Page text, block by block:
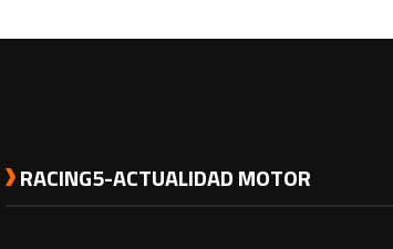
RACING5-ACTUALIDAD MOTOR